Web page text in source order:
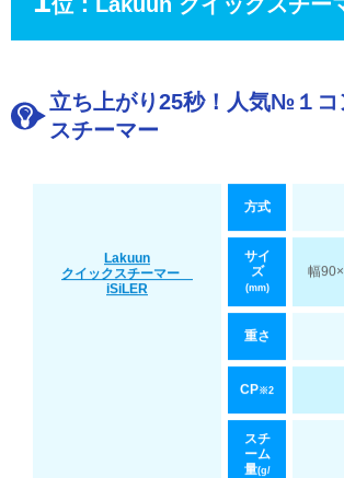
立ち上がり25秒！人気№１コ
スチーマー
Lakuun
クイックスチーマー
iSiLER
方式
サイ
ズ
(mm)
幅
重さ
CP※2
スチ
ーム
量(g/